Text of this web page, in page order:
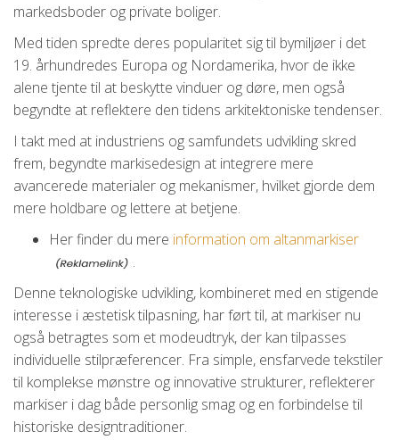
markedsboder og private boliger.
Med tiden spredte deres popularitet sig til bymiljøer i det
19. århundredes Europa og Nordamerika, hvor de ikke
alene tjente til at beskytte vinduer og døre, men også
begyndte at reflektere den tidens arkitektoniske tendenser.
I takt med at industriens og samfundets udvikling skred
frem, begyndte markisedesign at integrere mere
avancerede materialer og mekanismer, hvilket gjorde dem
mere holdbare og lettere at betjene.
Her finder du mere information om altanmarkiser
.
Denne teknologiske udvikling, kombineret med en stigende
interesse i æstetisk tilpasning, har ført til, at markiser nu
også betragtes som et modeudtryk, der kan tilpasses
individuelle stilpræferencer. Fra simple, ensfarvede tekstiler
til komplekse mønstre og innovative strukturer, reflekterer
markiser i dag både personlig smag og en forbindelse til
historiske designtraditioner.